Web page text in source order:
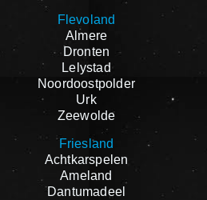
Flevoland
Almere
Dronten
Lelystad
Noordoostpolder
Urk
Zeewolde
Friesland
Achtkarspelen
Ameland
Dantumadeel